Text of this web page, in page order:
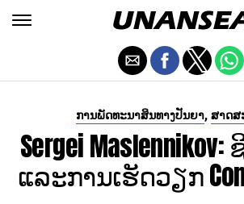
ການພັດທະນາສິນທາງປັນຍາ, ສາດສ
Sergei
ແລະການເຮັດວຽກ